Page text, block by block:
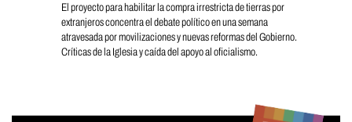
El proyecto para habilitar la compra irrestricta de tierras por
extranjeros concentra el debate político en una semana
atravesada por movilizaciones y nuevas reformas del Gobierno.
Críticas de la Iglesia y caída del apoyo al oficialismo.